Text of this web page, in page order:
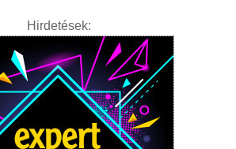
Hirdetések: